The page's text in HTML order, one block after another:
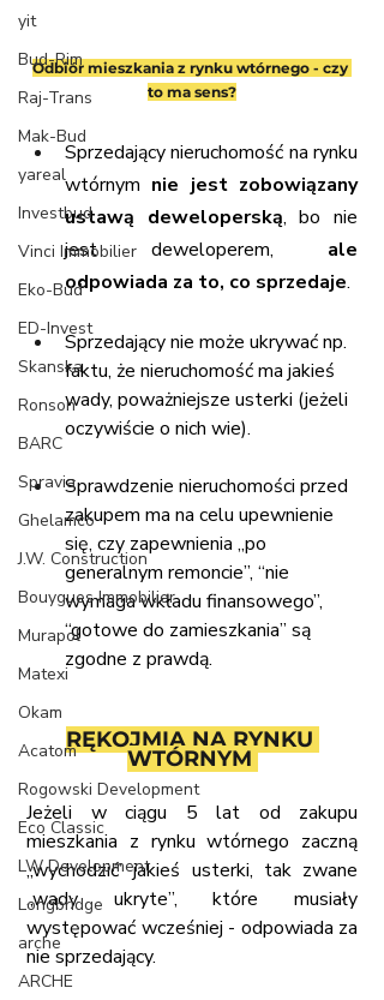
yit
Bud-Rim
Raj-Trans
Mak-Bud
yareal
Investbud
Vinci Immobilier
Eko-Bud
ED-Invest
Skanska
Ronson
BARC
Spravia
Ghelamco
J.W. Construction
Bouygues Immobilier
Murapol
Matexi
Okam
Acatom
Rogowski Development
Eco Classic
LW Development
Longbridge
arche
ARCHE
Odbiór mieszkania z rynku wtórnego - czy
to ma sens?
Sprzedający nieruchomość na rynku
wtórnym nie jest zobowiązany
ustawą deweloperską, bo nie
jest deweloperem, ale
odpowiada za to, co sprzedaje.
Sprzedający nie może ukrywać np.
faktu, że nieruchomość ma jakieś
wady, poważniejsze usterki (jeżeli
oczywiście o nich wie).
Sprawdzenie nieruchomości przed
zakupem ma na celu upewnienie
się, czy zapewnienia „po
generalnym remoncie”, “nie
wymaga wkładu finansowego”,
“gotowe do zamieszkania” są
zgodne z prawdą.
RĘKOJMIA NA RYNKU
WTÓRNYM
Jeżeli w ciągu 5 lat od zakupu
mieszkania z rynku wtórnego zaczną
„wychodzić’ jakieś usterki, tak zwane
„wady ukryte”, które musiały
występować wcześniej - odpowiada za
nie sprzedający.